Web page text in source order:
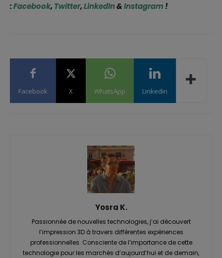
:Facebook,Twitter,LinkedIn&Instagram !
Facebook X WhatsApp Linkedin
Yosra K.
Passionnée de nouvelles technologies, j’ai découvert
l’impression 3D à travers différentes expériences
professionnelles. Consciente de l’importance de cette
technologie pour les marchés d’aujourd’hui et de demain,